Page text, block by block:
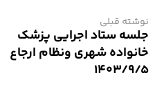
نوشته قبلی
جلسه ستاد اجرایی پزشک
خانواده شهری و‌نظام ارجاع
۱۴۰۳/۹/۵